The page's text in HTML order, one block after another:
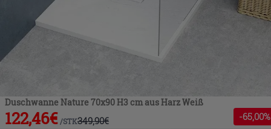
Duschwanne Nature 70x90 H3 cm aus Harz Weiß
122,46€ /STK349,90€ -65,00%